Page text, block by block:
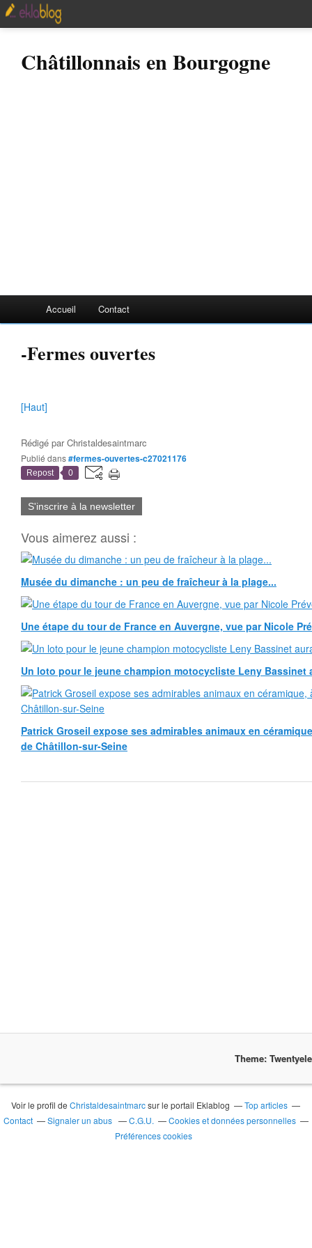
Châtillonnais en Bourgogne
Accueil Contact
-Fermes ouvertes
[Haut]
Rédigé parChristaldesaintmarc
Publié dans#fermes-ouvertes-c27021176
Repost 0
S'inscrire à la newsletter
Vous aimerez aussi :
Musée du dimanche : un peu de fraîcheur à la plage...
Une étape du tour de France en Auvergne, vue par Nicole
Un loto pour le jeune champion motocycliste Leny Bassinet
Patrick Groseil expose ses admirables animaux en
de Châtillon-sur-Seine
Theme:
Voir le profil deChristaldesaintmarcsur le portail Eklablog
Top articles
Contact
Signaler un abus C.G.U.
Cookies et données personnelles
Préférences cookies